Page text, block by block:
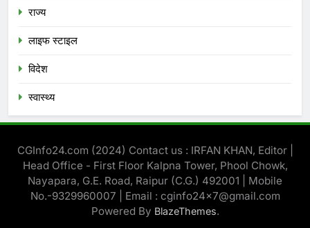
राज्य
लाइफ स्टाइल
विदेश
स्‍वास्‍थ्‍य
CGInfo24.com (2024) Contact us : IRFAN KHAN, Editor |
Head Office - First Floor Kalpna Tower, Phool Chowk,
Nayapara, G.E. Road, Raipur (C.G.) 492001 | Mobile
No.-9329960007 | Email : cginfo24x7@gmail.com
Powered By BlazeThemes.